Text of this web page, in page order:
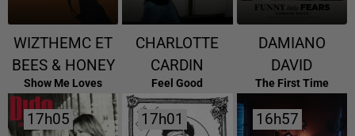
WIZTHEMC ET
BEES & HONEY
Show Me Loves
CHARLOTTE
CARDIN
Feel Good
DAMIANO
DAVID
The First Time
17h05
17h05 17h01
17h01 16h57
16h57